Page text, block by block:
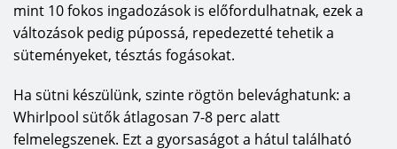
mint 10 fokos ingadozások is előfordulhatnak, ezek a
változások pedig púpossá, repedezetté tehetik a
süteményeket, tésztás fogásokat.
Ha sütni készülünk, szinte rögtön belevághatunk: a
Whirlpool sütők átlagosan 7-8 perc alatt
felmelegszenek. Ezt a gyorsaságot a hátul található